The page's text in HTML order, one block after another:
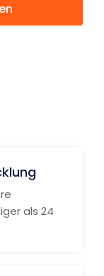
als 24